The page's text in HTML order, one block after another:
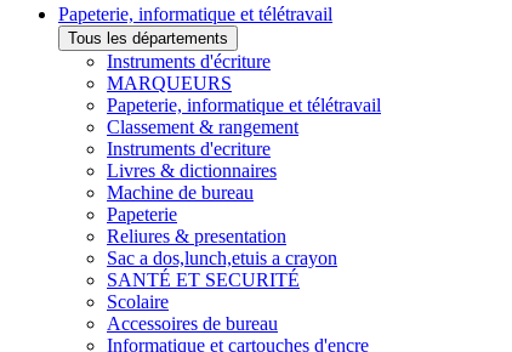
Papeterie, informatique et télétravail
Tous les départements
Instruments d'écriture
MARQUEURS
Papeterie, informatique et télétravail
Classement & rangement
Instruments d'ecriture
Livres & dictionnaires
Machine de bureau
Papeterie
Reliures & presentation
Sac a dos,lunch,etuis a crayon
SANTÉ ET SECURITÉ
Scolaire
Accessoires de bureau
Informatique et cartouches d'encre